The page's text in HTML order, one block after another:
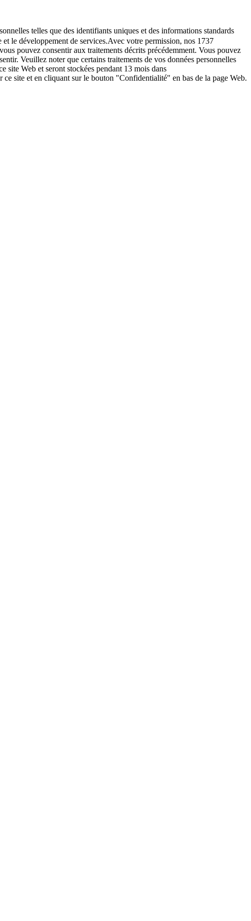
telles que des identifiants uniques et des informations standards
le développement de services.Avec votre permission, nos 1737
pouvez consentir aux traitements décrits précédemment. Vous pouvez
Veuillez noter que certains traitements de vos données personnelles
site Web et seront stockées pendant 13 mois dans
site et en cliquant sur le bouton "Confidentialité" en bas de la page Web.